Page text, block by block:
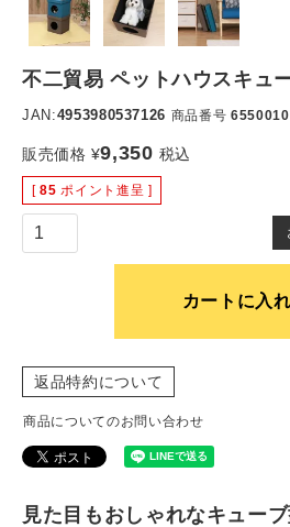
不二貿易 ペットハウスキュ
JAN:4953980537126 商品番号 6550010
販売価格 ¥9,350 税込
[ 85 ポイント進呈 ]
カートに入
返品特約について
商品についてのお問い合わせ
見た目もおしゃれなキュー